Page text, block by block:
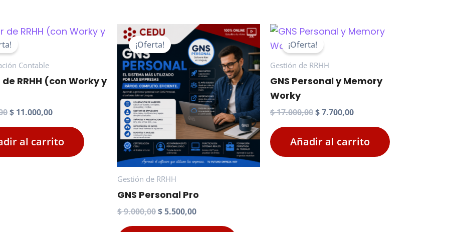
Contable
RRHH (con Worky y
El
era:
$ 11.000,00El
actual
es:
$ 11.000,00.
al carrito
¡Oferta!
Gestión de RRHH
GNS Personal Pro
$9.000,00El
$5.500,00El
¡Oferta!
Gestión de RRHH
GNS Personal y Memory
Worky
$17.000,00El
era:
$7.700,00El
es:
$ 7.700,00.
Añadir al carrito